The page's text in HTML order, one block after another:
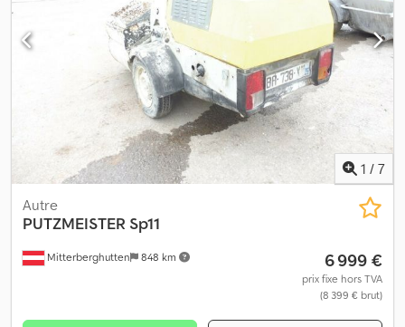
1 / 7
Mitterberghutten 848 km
Autre
PUTZMEISTER Sp11
6 999 €
prix fixe hors TVA
(8 399 € brut)